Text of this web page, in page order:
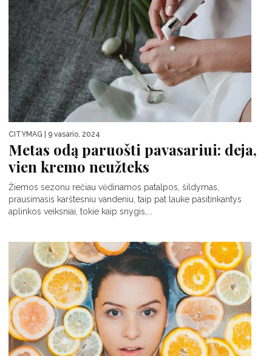
CITYMAG | 9 vasario, 2024
Metas odą paruošti pavasariui: deja,
vien kremo neužteks
Žiemos sezonu rečiau vėdinamos patalpos, šildymas,
prausimasis karštesniu vandeniu, taip pat lauke pasitinkantys
aplinkos veiksniai, tokie kaip snygis,...